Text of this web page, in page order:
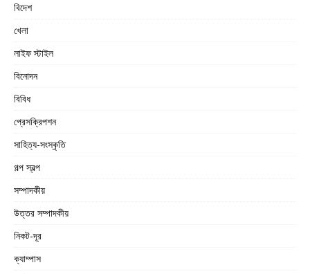
বিদেশ
খেলা
লাইফ স্টাইল
বিনোদন
বিবিধ
প্রেসক্রিপশন
সাহিত্য-সংস্কৃতি
গল্প স্বল্প
সম্পাদকীয়
উত্তর সম্পাদকীয়
নিকট-দূর
ক্যাম্পাস